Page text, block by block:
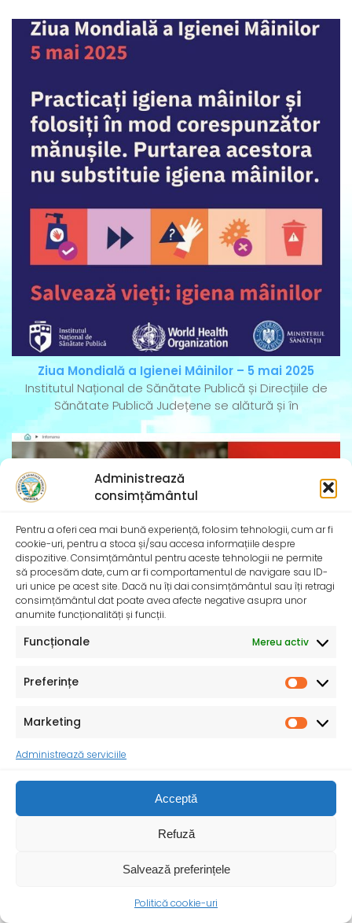
Administrează
consimțământul
Pentru a oferi cea mai bună experiență, folosim tehnologii, cum ar fi
cookie-uri, pentru a stoca și/sau accesa informațiile despre
dispozitive. Consimțământul pentru aceste tehnologii ne permite
să procesăm date, cum ar fi comportamentul de navigare sau ID-
uri unice pe acest site. Dacă nu îți dai consimțământul sau îți retragi
consimțământul dat poate avea afecte negative asupra unor
anumite funcționalități și funcții.
Funcționale Mereu activ
Preferințe
Marketing
Administrează serviciile
Acceptă
Refuză
Salvează preferințele
Politică cookie-uri
Ziua Mondială a Igienei Mâinilor – 5 mai 2025
Institutul Național de Sănătate Publică și Direcțiile de
Sănătate Publică Județene se alătură și în
InfoMama – Ghidul mamei pe parcursul sarcinii și în
De peste 35 de ani, Organizația Salvați Copiii
desfășoară activități dedicate promovării și apărării